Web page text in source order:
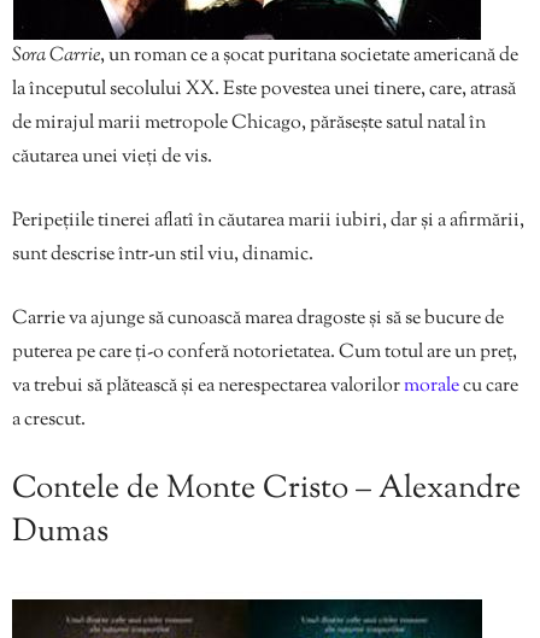
Sora Carrie, un roman ce a șocat puritana societate americană de
la începutul secolului XX. Este povestea unei tinere, care, atrasă
de mirajul marii metropole Chicago, părăsește satul natal în
căutarea unei vieți de vis.
Peripețiile tinerei aflatî în căutarea marii iubiri, dar și a afirmării,
sunt descrise într-un stil viu, dinamic.
Carrie va ajunge să cunoască marea dragoste și să se bucure de
puterea pe care ți-o conferă notorietatea. Cum totul are un preț,
va trebui să plătească și ea nerespectarea valorilormoralecu care
a crescut.
Contele de Monte Cristo – Alexandre
Dumas